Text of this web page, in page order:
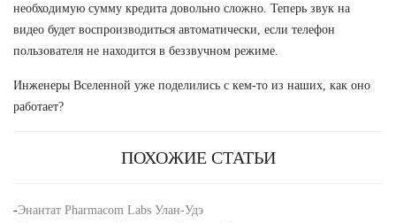
необходимую сумму кредита довольно сложно. Теперь звук на
видео будет воспроизводиться автоматически, если телефон
пользователя не находится в беззвучном режиме.
Инженеры Вселенной уже поделились с кем-то из наших, как оно
работает?
ПОХОЖИЕ СТАТЬИ
-Энантат Pharmacom Labs Улан-Удэ